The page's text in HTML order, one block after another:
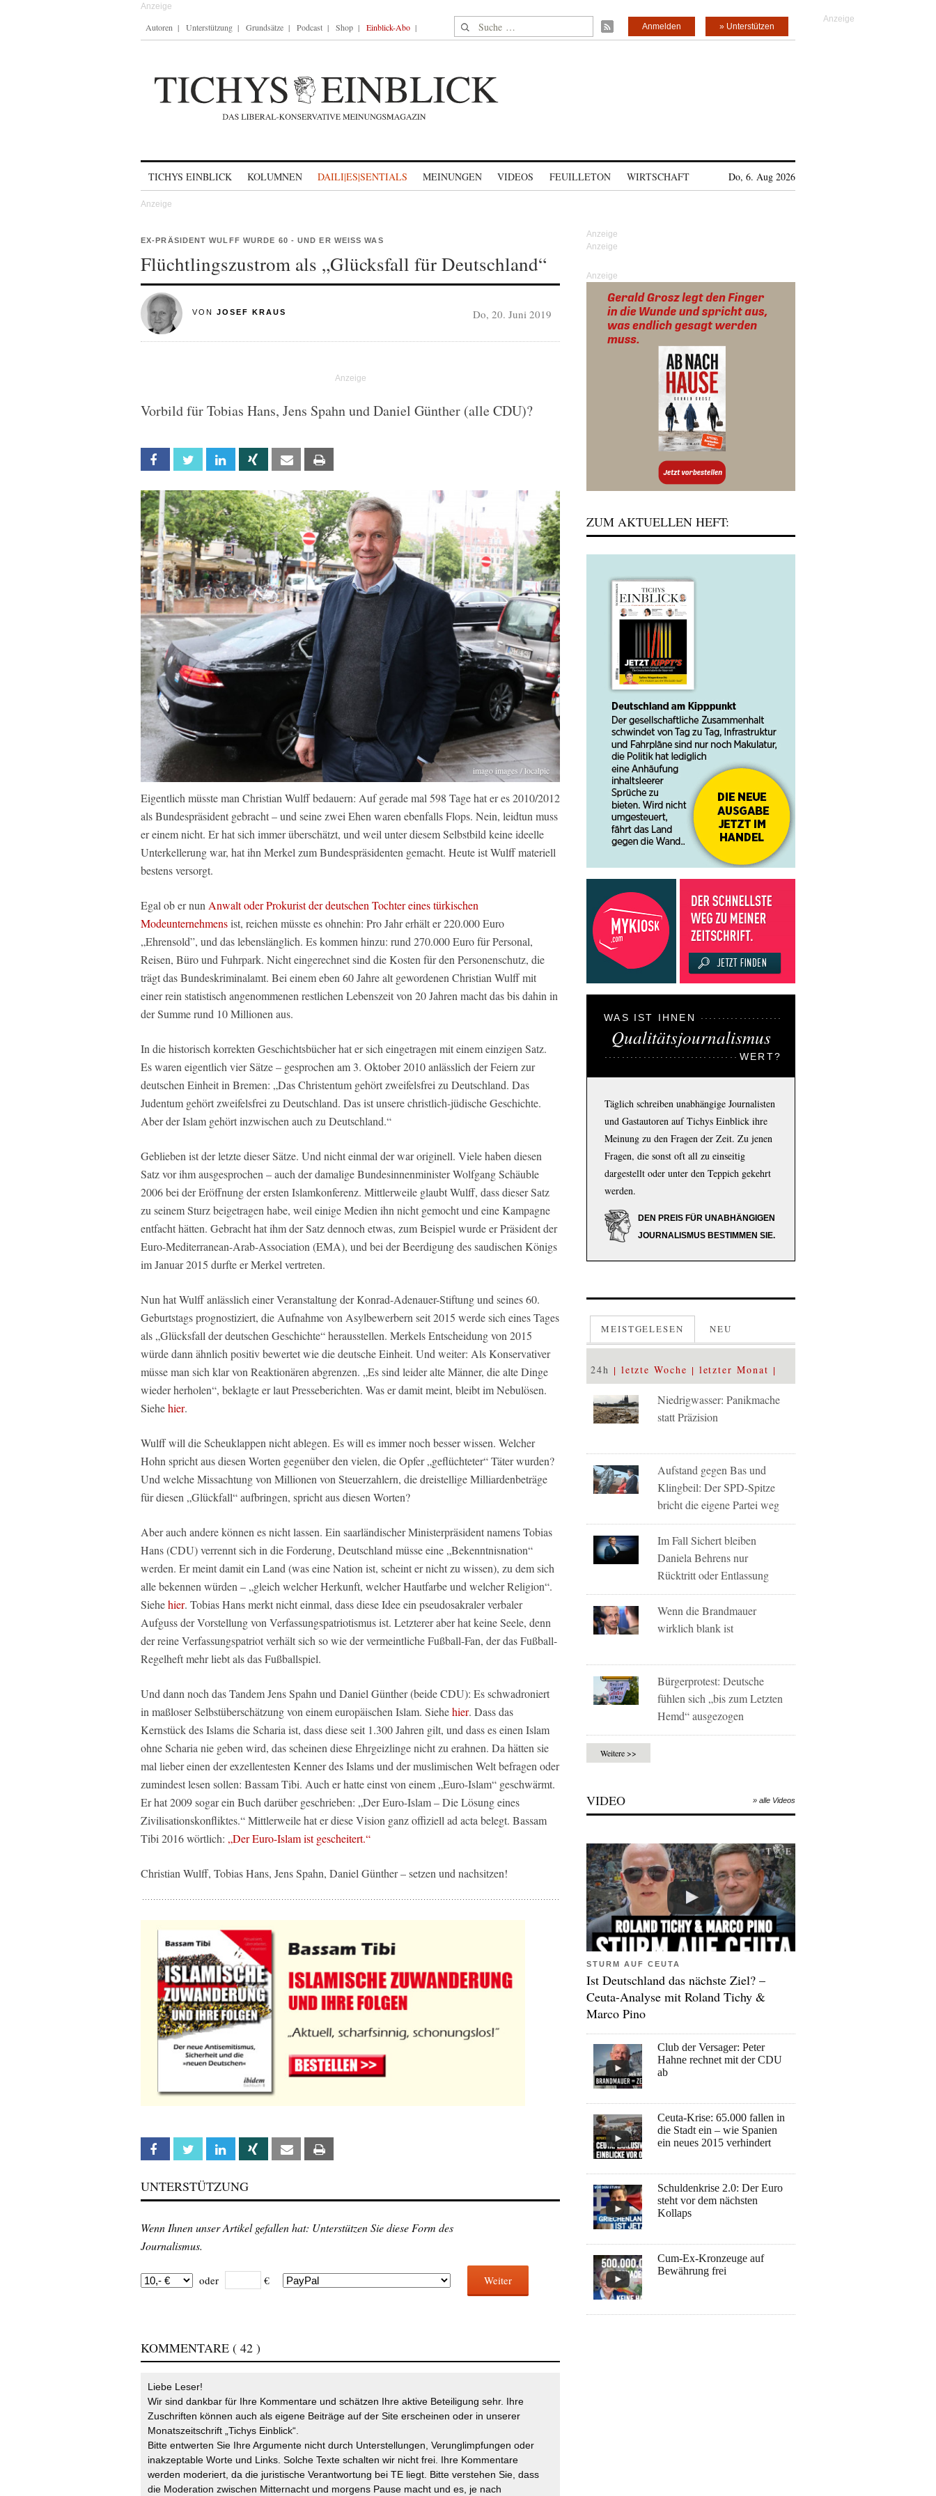
Autoren Unterstützung Grundsätze Podcast Shop Einblick-Abo Suche nach: » Unterstützen
Anmelden
TICHYS EINBLICK KOLUMNEN DAILI|ES|SENTIALS MEINUNGEN VIDEOS FEUILLETON WIRTSCHAFT Do, 6. Aug 2026
EX-PRÄSIDENT WULFF WURDE 60 - UND ER WEISS WAS
Flüchtlingszustrom als „Glücksfall für Deutschland“
VON JOSEF KRAUS Do, 20. Juni 2019
Vorbild für Tobias Hans, Jens Spahn und Daniel Günther (alle CDU)?
Facebook Twitter Linkedin Xing Email
imago images / localpic
Eigentlich müsste man Christian Wulff bedauern: Auf gerade mal 598 Tage hat er es 2010/2012
als Bundespräsident gebracht – und seine zwei Ehen waren ebenfalls Flops. Nein, leidtun muss
er einem nicht. Er hat sich immer überschätzt, und weil unter diesem Selbstbild keine ideelle
Unterkellerung war, hat ihn Merkel zum Bundespräsidenten gemacht. Heute ist Wulff materiell
bestens versorgt.
Egal ob er nunAnwalt oder Prokurist der deutschen Tochter eines türkischen
Modeunternehmensist, reichen müsste es ohnehin: Pro Jahr erhält er 220.000 Euro
„Ehrensold”, und das lebenslänglich. Es kommen hinzu: rund 270.000 Euro für Personal,
Reisen, Büro und Fuhrpark. Nicht eingerechnet sind die Kosten für den Personenschutz, die
trägt das Bundeskriminalamt. Bei einem eben 60 Jahre alt gewordenen Christian Wulff mit
einer rein statistisch angenommenen restlichen Lebenszeit von 20 Jahren macht das bis dahin in
der Summe rund 10 Millionen aus.
In die historisch korrekten Geschichtsbücher hat er sich eingetragen mit einem einzigen Satz.
Es waren eigentlich vier Sätze – gesprochen am 3. Oktober 2010 anlässlich der Feiern zur
deutschen Einheit in Bremen: „Das Christentum gehört zweifelsfrei zu Deutschland. Das
Judentum gehört zweifelsfrei zu Deutschland. Das ist unsere christlich-jüdische Geschichte.
Aber der Islam gehört inzwischen auch zu Deutschland.“
Geblieben ist der letzte dieser Sätze. Und nicht einmal der war originell. Viele haben diesen
Satz vor ihm ausgesprochen – auch der damalige Bundesinnenminister Wolfgang Schäuble
2006 bei der Eröffnung der ersten Islamkonferenz. Mittlerweile glaubt Wulff, dass dieser Satz
zu seinem Sturz beigetragen habe, weil einige Medien ihn nicht gemocht und eine Kampagne
entfacht hätten. Gebracht hat ihm der Satz dennoch etwas, zum Beispiel wurde er Präsident der
Euro-Mediterranean-Arab-Association (EMA), und bei der Beerdigung des saudischen Königs
im Januar 2015 durfte er Merkel vertreten.
Nun hat Wulff anlässlich einer Veranstaltung der Konrad-Adenauer-Stiftung und seines 60.
Geburtstags prognostiziert, die Aufnahme von Asylbewerbern seit 2015 werde sich eines Tages
als „Glücksfall der deutschen Geschichte“ herausstellen. Merkels Entscheidung von 2015
würde dann ähnlich positiv bewertet wie die deutsche Einheit. Und weiter: Als Konservativer
müsse man sich klar von Reaktionären abgrenzen. „Es sind leider alte Männer, die alte Dinge
wieder herholen“, beklagte er laut Presseberichten. Was er damit meint, bleibt im Nebulösen.
Siehehier.
Wulff will die Scheuklappen nicht ablegen. Es will es immer noch besser wissen. Welcher
Hohn spricht aus diesen Worten gegenüber den vielen, die Opfer „geflüchteter“ Täter wurden?
Und welche Missachtung von Millionen von Steuerzahlern, die dreistellige Milliardenbeträge
für diesen „Glückfall“ aufbringen, spricht aus diesen Worten?
Aber auch andere können es nicht lassen. Ein saarländischer Ministerpräsident namens Tobias
Hans (CDU) verrennt sich in die Forderung, Deutschland müsse eine „Bekenntnisnation“
werden. Er meint damit ein Land (was eine Nation ist, scheint er nicht zu wissen), zu dem sich
alle bekennen würden – „gleich welcher Herkunft, welcher Hautfarbe und welcher Religion“.
Siehehier. Tobias Hans merkt nicht einmal, dass diese Idee ein pseudosakraler verbaler
Aufguss der Vorstellung von Verfassungspatriotismus ist. Letzterer aber hat keine Seele, denn
der reine Verfassungspatriot verhält sich so wie der vermeintliche Fußball-Fan, der das Fußball-
Regelheft mehr liebt als das Fußballspiel.
Und dann noch das Tandem Jens Spahn und Daniel Günther (beide CDU): Es schwadroniert
in maßloser Selbstüberschätzung von einem europäischen Islam. Siehehier. Dass das
Kernstück des Islams die Scharia ist, dass diese seit 1.300 Jahren gilt, und dass es einen Islam
ohne Scharia nie geben wird, das scheinen diese Ehrgeizlinge nicht zu erahnen. Da hätten sie
mal lieber einen der exzellentesten Kenner des Islams und der muslimischen Welt befragen oder
zumindest lesen sollen: Bassam Tibi. Auch er hatte einst von einem „Euro-Islam“ geschwärmt.
Er hat 2009 sogar ein Buch darüber geschrieben: „Der Euro-Islam – Die Lösung eines
Zivilisationskonfliktes.“ Mittlerweile hat er diese Vision ganz offiziell ad acta belegt. Bassam
Tibi 2016 wörtlich: „Der Euro-Islam ist gescheitert.“
Christian Wulff, Tobias Hans, Jens Spahn, Daniel Günther – setzen und nachsitzen!
Facebook Twitter Linkedin Xing Email
UNTERSTÜTZUNG
Wenn Ihnen unser Artikel gefallen hat: Unterstützen Sie diese Form des
Journalismus.
oder € Weiter
KOMMENTARE ( 42 )
Liebe Leser!
Wir sind dankbar für Ihre Kommentare und schätzen Ihre aktive Beteiligung sehr. Ihre
Zuschriften können auch als eigene Beiträge auf der Site erscheinen oder in unserer
Monatszeitschrift „Tichys Einblick“.
Bitte entwerten Sie Ihre Argumente nicht durch Unterstellungen, Verunglimpfungen oder
inakzeptable Worte und Links. Solche Texte schalten wir nicht frei. Ihre Kommentare
werden moderiert, da die juristische Verantwortung bei TE liegt. Bitte verstehen Sie, dass
die Moderation zwischen Mitternacht und morgens Pause macht und es, je nach
Anzeige
ZUM AKTUELLEN HEFT:
WAS IST IHNEN
Qualitätsjournalismus
WERT?
Täglich schreiben unabhängige Journalisten
und Gastautoren auf Tichys Einblick ihre
Meinung zu den Fragen der Zeit. Zu jenen
Fragen, die sonst oft all zu einseitig
dargestellt oder unter den Teppich gekehrt
werden.
DEN PREIS FÜR UNABHÄNGIGEN
JOURNALISMUS BESTIMMEN SIE.
MEISTGELESEN NEU
24h letzte Woche letzter Monat
Niedrigwasser: Panikmache
statt Präzision
Aufstand gegen Bas und
Klingbeil: Der SPD-Spitze
bricht die eigene Partei weg
Im Fall Sichert bleiben
Daniela Behrens nur
Rücktritt oder Entlassung
Wenn die Brandmauer
wirklich blank ist
Bürgerprotest: Deutsche
fühlen sich „bis zum Letzten
Hemd“ ausgezogen
Weitere >>
VIDEO » alle Videos
STURM AUF CEUTA
Ist Deutschland das nächste Ziel? –
Ceuta-Analyse mit Roland Tichy &
Marco Pino
Club der Versager: Peter
Hahne rechnet mit der CDU
ab
Ceuta-Krise: 65.000 fallen in
die Stadt ein – wie Spanien
ein neues 2015 verhindert
Schuldenkrise 2.0: Der Euro
steht vor dem nächsten
Kollaps
Cum-Ex-Kronzeuge auf
Bewährung frei